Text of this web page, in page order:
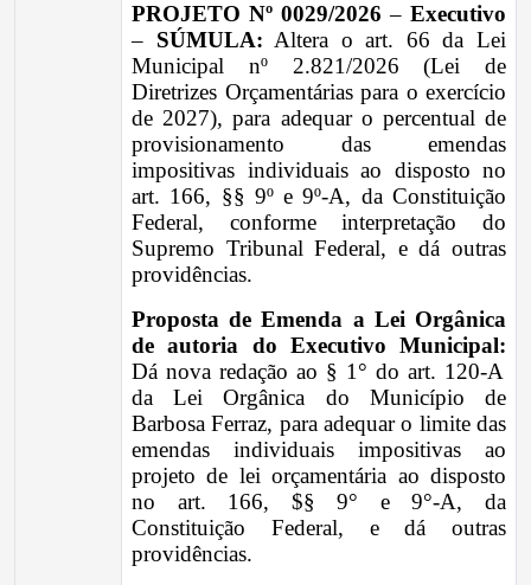
PROJETO Nº 0029/2026 – Executivo
– SÚMULA: Altera o art. 66 da Lei
Municipal nº 2.821/2026 (Lei de
Diretrizes Orçamentárias para o exercício
de 2027), para adequar o percentual de
provisionamento das emendas
impositivas individuais ao disposto no
art. 166, §§ 9º e 9º-A, da Constituição
Federal, conforme interpretação do
Supremo Tribunal Federal, e dá outras
providências.
Proposta de Emenda a Lei Orgânica
de autoria do Executivo Municipal:
Dá nova redação ao § 1° do art. 120-A
da Lei Orgânica do Município de
Barbosa Ferraz, para adequar o limite das
emendas individuais impositivas ao
projeto de lei orçamentária ao disposto
no art. 166, $§ 9° e 9°-A, da
Constituição Federal, e dá outras
providências.